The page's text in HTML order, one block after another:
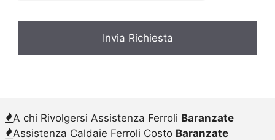
A chi Rivolgersi Assistenza Ferroli Baranzate
Assistenza Caldaie Ferroli Costo Baranzate